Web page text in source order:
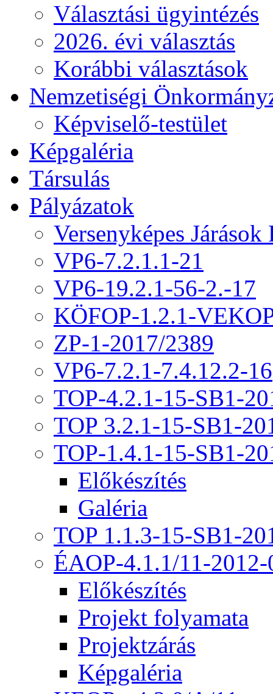
Választási ügyintézés
2026. évi választás
Korábbi választások
Nemzetiségi
Képviselő-testület
Képgaléria
Társulás
Pályázatok
Versenyképes Járások
VP6-7.2.1.1-21
VP6-19.2.1-56-2.-17
KÖFOP-1.2.1-
ZP-1-2017/2389
VP6-7.2.1-7.4.12.2-16
TOP-4.2.1-15-SB1-
TOP 3.2.1-15-SB1-
TOP-1.4.1-15-SB1-
Előkészítés
Galéria
TOP 1.1.3-15-SB1-
ÉAOP-4.1.1/11-2012-
Előkészítés
Projekt folyamata
Projektzárás
Képgaléria